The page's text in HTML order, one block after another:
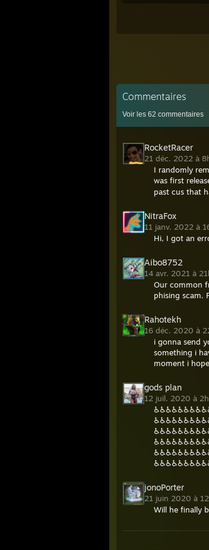
Commentaires
Voir les 62 commentaires
RocketRacer
21 déc. 2022 à
I randomly
was first
past cus that
NitraFox
11 janv. 2022 à
Hi, I got an
Aibo8752
14 avr. 2021 à
Our common
phising scam.
Rahotekh
16 déc. 2020 à
i gonna send
something i
moment i
gods plan
12 juil. 2020 à
jonoPorter
21 juin 2020 à
Will he finally